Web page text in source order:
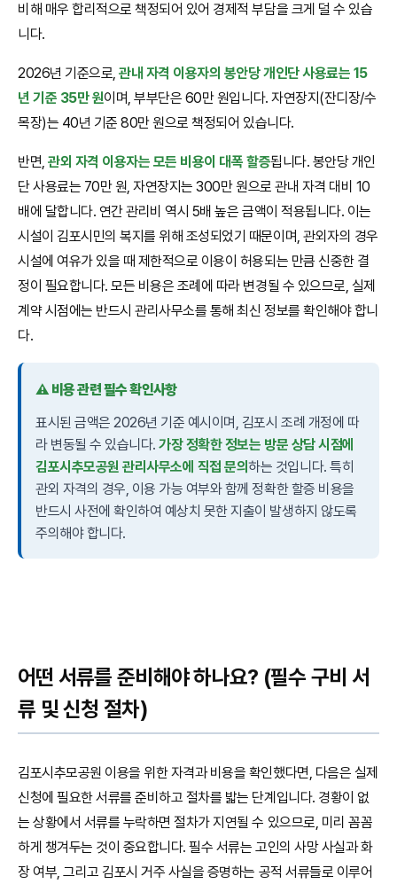
비해 매우 합리적으로 책정되어 있어 경제적 부담을 크게 덜 수 있습
니다.
2026년 기준으로,관내 자격 이용자의 봉안당 개인단 사용료는 15
년 기준 35만 원이며, 부부단은 60만 원입니다. 자연장지(잔디장/수
목장)는 40년 기준 80만 원으로 책정되어 있습니다.
반면,관외 자격 이용자는 모든 비용이 대폭 할증됩니다. 봉안당 개인
단 사용료는 70만 원, 자연장지는 300만 원으로 관내 자격 대비 10
배에 달합니다. 연간 관리비 역시 5배 높은 금액이 적용됩니다. 이는
시설이 김포시민의 복지를 위해 조성되었기 때문이며, 관외자의 경우
시설에 여유가 있을 때 제한적으로 이용이 허용되는 만큼 신중한 결
정이 필요합니다. 모든 비용은 조례에 따라 변경될 수 있으므로, 실제
계약 시점에는 반드시 관리사무소를 통해 최신 정보를 확인해야 합니
다.
⚠️ 비용 관련 필수 확인사항
표시된 금액은 2026년 기준 예시이며, 김포시 조례 개정에 따
라 변동될 수 있습니다.가장 정확한 정보는 방문 상담 시점에
김포시추모공원 관리사무소에 직접 문의하는 것입니다. 특히
관외 자격의 경우, 이용 가능 여부와 함께 정확한 할증 비용을
반드시 사전에 확인하여 예상치 못한 지출이 발생하지 않도록
주의해야 합니다.
어떤 서류를 준비해야 하나요? (필수 구비 서
류 및 신청 절차)
김포시추모공원 이용을 위한 자격과 비용을 확인했다면, 다음은 실제
신청에 필요한 서류를 준비하고 절차를 밟는 단계입니다. 경황이 없
는 상황에서 서류를 누락하면 절차가 지연될 수 있으므로, 미리 꼼꼼
하게 챙겨두는 것이 중요합니다. 필수 서류는 고인의 사망 사실과 화
장 여부, 그리고 김포시 거주 사실을 증명하는 공적 서류들로 이루어